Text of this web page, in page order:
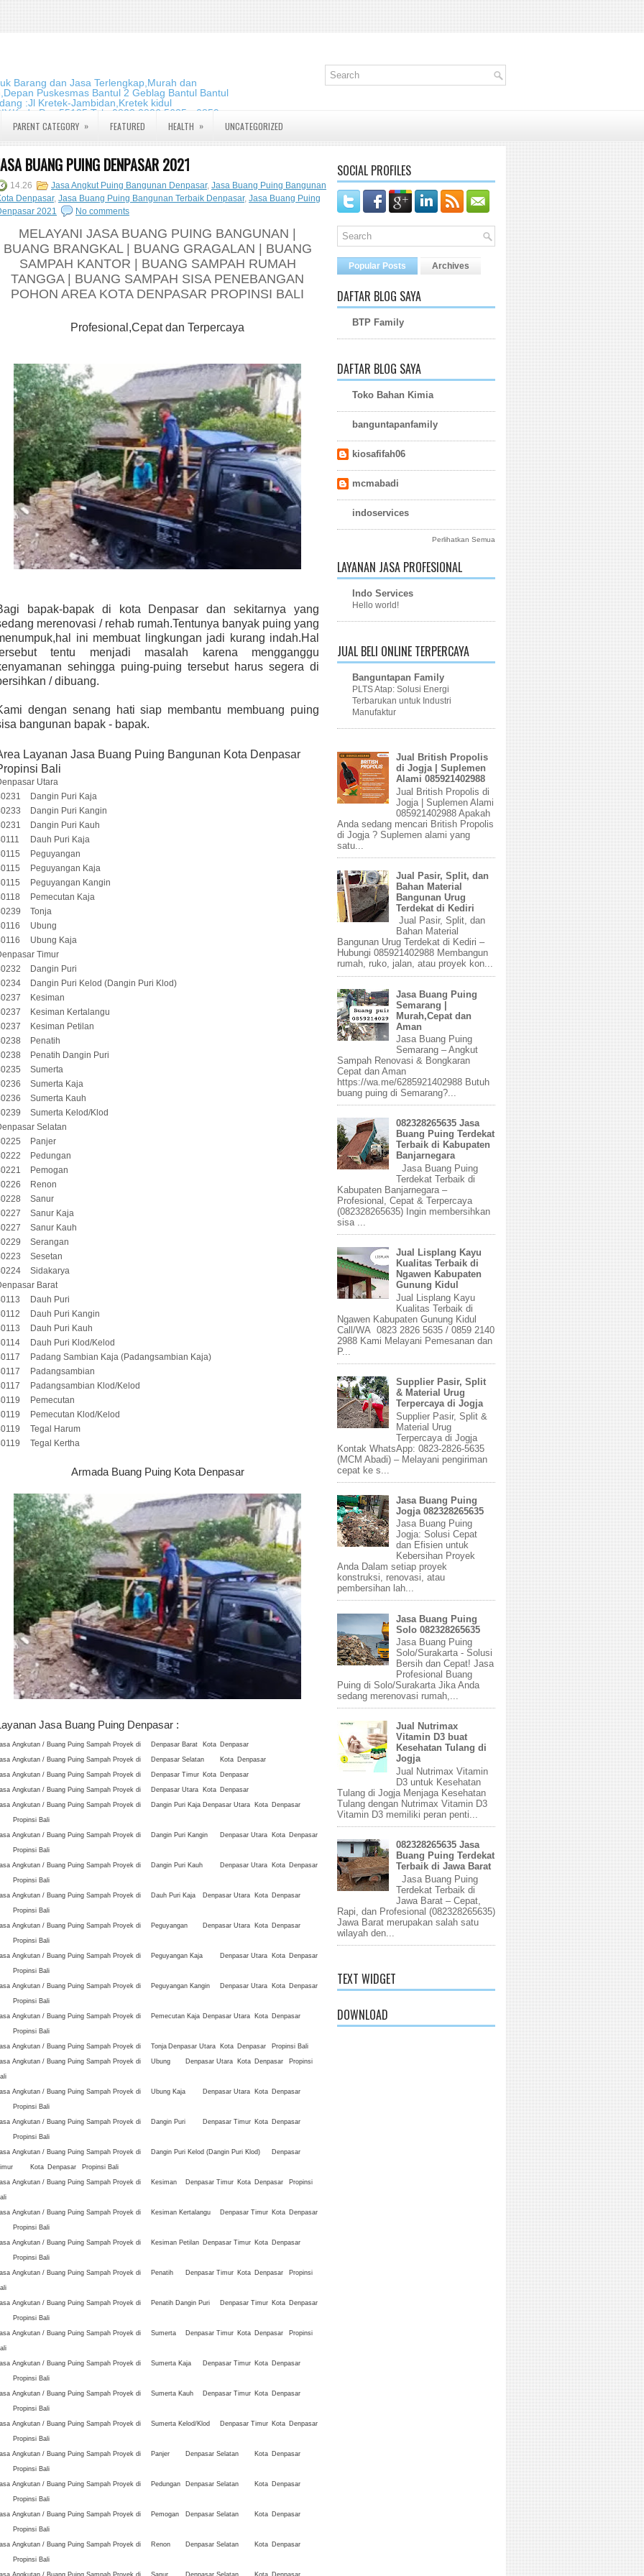
Barang dan Jasa Terlengkap,Murah dan
Puskesmas Bantul 2 Geblag Bantul Bantul
:Jl Kretek-Jambidan,Kretek kidul
Pos:55195 Telp:0823 2826 5635 - 0859
PARENT CATEGORY » FEATURED HEALTH » UNCATEGORIZED
BUANG PUING DENPASAR 2021
14.26 Jasa Angkut Puing Bangunan Denpasar, Jasa Buang Puing Bangunan
Denpasar, Jasa Buang Puing Bangunan Terbaik Denpasar, Jasa Buang Puing
2021
No comments
MELAYANI JASA BUANG PUING BANGUNAN |
BUANG BRANGKAL | BUANG GRAGALAN | BUANG
SAMPAH KANTOR | BUANG SAMPAH RUMAH
TANGGA | BUANG SAMPAH SISA PENEBANGAN
POHON AREA KOTA DENPASAR PROPINSI BALI
Profesional,Cepat dan Terpercaya
bapak-bapak di kota Denpasar dan sekitarnya yang
merenovasi / rehab rumah.Tentunya banyak puing yang
ini membuat lingkungan jadi kurang indah.Hal
tentu menjadi masalah karena mengganggu
sehingga puing-puing tersebut harus segera di
/ dibuang.
dengan senang hati siap membantu membuang puing
bangunan bapak - bapak.
Layanan Jasa Buang Puing Bangunan Kota Denpasar
Bali
Utara
Dangin Puri Kaja
Dangin Puri Kangin
Dangin Puri Kauh
Dauh Puri Kaja
Peguyangan
Peguyangan Kaja
Peguyangan Kangin
Pemecutan Kaja
Tonja
Ubung
Ubung Kaja
Timur
Dangin Puri
Dangin Puri Kelod (Dangin Puri Klod)
Kesiman
Kesiman Kertalangu
Kesiman Petilan
Penatih
Penatih Dangin Puri
Sumerta
Sumerta Kaja
Sumerta Kauh
Sumerta Kelod/Klod
Selatan
Panjer
Pedungan
Pemogan
Renon
Sanur
Sanur Kaja
Sanur Kauh
Serangan
Sesetan
Sidakarya
Barat
Dauh Puri
Dauh Puri Kangin
Dauh Puri Kauh
Dauh Puri Klod/Kelod
Padang Sambian Kaja (Padangsambian Kaja)
Padangsambian
Padangsambian Klod/Kelod
Pemecutan
Pemecutan Klod/Kelod
Tegal Harum
Tegal Kertha
Armada Buang Puing Kota Denpasar
Jasa Buang Puing Denpasar :
Angkutan / Buang Puing Sampah Proyek di Denpasar Barat Kota Denpasar
Angkutan / Buang Puing Sampah Proyek di Denpasar Selatan Kota Denpasar
Angkutan / Buang Puing Sampah Proyek di Denpasar Timur Kota Denpasar
Angkutan / Buang Puing Sampah Proyek di Denpasar Utara Kota Denpasar
Angkutan / Buang Puing Sampah Proyek di Dangin Puri Kaja Denpasar Utara Kota Denpasar
Propinsi Bali
Angkutan / Buang Puing Sampah Proyek di Dangin Puri Kangin Denpasar Utara Kota Denpasar
Propinsi Bali
Angkutan / Buang Puing Sampah Proyek di Dangin Puri Kauh Denpasar Utara Kota Denpasar
Propinsi Bali
Angkutan / Buang Puing Sampah Proyek di Dauh Puri Kaja Denpasar Utara Kota Denpasar
Propinsi Bali
Angkutan / Buang Puing Sampah Proyek di Peguyangan Denpasar Utara Kota Denpasar
Propinsi Bali
Angkutan / Buang Puing Sampah Proyek di Peguyangan Kaja Denpasar Utara Kota Denpasar
Propinsi Bali
Angkutan / Buang Puing Sampah Proyek di Peguyangan Kangin Denpasar Utara Kota Denpasar
Propinsi Bali
Angkutan / Buang Puing Sampah Proyek di Pemecutan Kaja Denpasar Utara Kota Denpasar
Propinsi Bali
Angkutan / Buang Puing Sampah Proyek di Tonja Denpasar Utara Kota Denpasar Propinsi Bali
Angkutan / Buang Puing Sampah Proyek di Ubung Denpasar Utara Kota Denpasar Propinsi
Angkutan / Buang Puing Sampah Proyek di Ubung Kaja Denpasar Utara Kota Denpasar
Propinsi Bali
Angkutan / Buang Puing Sampah Proyek di Dangin Puri Denpasar Timur Kota Denpasar
Propinsi Bali
Angkutan / Buang Puing Sampah Proyek di Dangin Puri Kelod (Dangin Puri Klod) Denpasar
Kota Denpasar Propinsi Bali
Angkutan / Buang Puing Sampah Proyek di Kesiman Denpasar Timur Kota Denpasar Propinsi
Angkutan / Buang Puing Sampah Proyek di Kesiman Kertalangu Denpasar Timur Kota Denpasar
Propinsi Bali
Angkutan / Buang Puing Sampah Proyek di Kesiman Petilan Denpasar Timur Kota Denpasar
Propinsi Bali
Angkutan / Buang Puing Sampah Proyek di Penatih Denpasar Timur Kota Denpasar Propinsi
Angkutan / Buang Puing Sampah Proyek di Penatih Dangin Puri Denpasar Timur Kota Denpasar
Propinsi Bali
Angkutan / Buang Puing Sampah Proyek di Sumerta Denpasar Timur Kota Denpasar Propinsi
Angkutan / Buang Puing Sampah Proyek di Sumerta Kaja Denpasar Timur Kota Denpasar
Propinsi Bali
Angkutan / Buang Puing Sampah Proyek di Sumerta Kauh Denpasar Timur Kota Denpasar
Propinsi Bali
Angkutan / Buang Puing Sampah Proyek di Sumerta Kelod/Klod Denpasar Timur Kota Denpasar
Propinsi Bali
Angkutan / Buang Puing Sampah Proyek di Panjer Denpasar Selatan Kota Denpasar
Propinsi Bali
Angkutan / Buang Puing Sampah Proyek di Pedungan Denpasar Selatan Kota Denpasar
Propinsi Bali
Angkutan / Buang Puing Sampah Proyek di Pemogan Denpasar Selatan Kota Denpasar
Propinsi Bali
Angkutan / Buang Puing Sampah Proyek di Renon Denpasar Selatan Kota Denpasar
Propinsi Bali
Angkutan / Buang Puing Sampah Proyek di Sanur Denpasar Selatan Kota Denpasar
SOCIAL PROFILES
Popular Posts Archives
DAFTAR BLOG SAYA
BTP Family
DAFTAR BLOG SAYA
Toko Bahan Kimia
banguntapanfamily
kiosafifah06
mcmabadi
indoservices
Perlihatkan Semua
LAYANAN JASA PROFESIONAL
Indo Services
Hello world!
JUAL BELI ONLINE TERPERCAYA
Banguntapan Family
PLTS Atap: Solusi Energi
Terbarukan untuk Industri
Manufaktur
Jual British Propolis
di Jogja | Suplemen
Alami 085921402988
Jual British Propolis di
Jogja | Suplemen Alami
085921402988 Apakah
Anda sedang mencari British Propolis
di Jogja ? Suplemen alami yang
satu...
Jual Pasir, Split, dan
Bahan Material
Bangunan Urug
Terdekat di Kediri
Jual Pasir, Split, dan
Bahan Material
Bangunan Urug Terdekat di Kediri –
Hubungi 085921402988 Membangun
rumah, ruko, jalan, atau proyek kon...
Jasa Buang Puing
Semarang |
Murah,Cepat dan
Aman
Jasa Buang Puing
Semarang – Angkut
Sampah Renovasi & Bongkaran
Cepat dan Aman
https://wa.me/6285921402988 Butuh
buang puing di Semarang?...
082328265635 Jasa
Buang Puing Terdekat
Terbaik di Kabupaten
Banjarnegara
Jasa Buang Puing
Terdekat Terbaik di
Kabupaten Banjarnegara –
Profesional, Cepat & Terpercaya
(082328265635) Ingin membersihkan
sisa ...
Jual Lisplang Kayu
Kualitas Terbaik di
Ngawen Kabupaten
Gunung Kidul
Jual Lisplang Kayu
Kualitas Terbaik di
Ngawen Kabupaten Gunung Kidul
Call/WA 0823 2826 5635 / 0859 2140
2988 Kami Melayani Pemesanan dan
P...
Supplier Pasir, Split
& Material Urug
Terpercaya di Jogja
Supplier Pasir, Split &
Material Urug
Terpercaya di Jogja
Kontak WhatsApp: 0823-2826-5635
(MCM Abadi) – Melayani pengiriman
cepat ke s...
Jasa Buang Puing
Jogja 082328265635
Jasa Buang Puing
Jogja: Solusi Cepat
dan Efisien untuk
Kebersihan Proyek
Anda Dalam setiap proyek
konstruksi, renovasi, atau
pembersihan lah...
Jasa Buang Puing
Solo 082328265635
Jasa Buang Puing
Solo/Surakarta - Solusi
Bersih dan Cepat! Jasa
Profesional Buang
Puing di Solo/Surakarta Jika Anda
sedang merenovasi rumah,...
Jual Nutrimax
Vitamin D3 buat
Kesehatan Tulang di
Jogja
Jual Nutrimax Vitamin
D3 untuk Kesehatan
Tulang di Jogja Menjaga Kesehatan
Tulang dengan Nutrimax Vitamin D3
Vitamin D3 memiliki peran penti...
082328265635 Jasa
Buang Puing Terdekat
Terbaik di Jawa Barat
Jasa Buang Puing
Terdekat Terbaik di
Jawa Barat – Cepat,
Rapi, dan Profesional (082328265635)
Jawa Barat merupakan salah satu
wilayah den...
TEXT WIDGET
DOWNLOAD